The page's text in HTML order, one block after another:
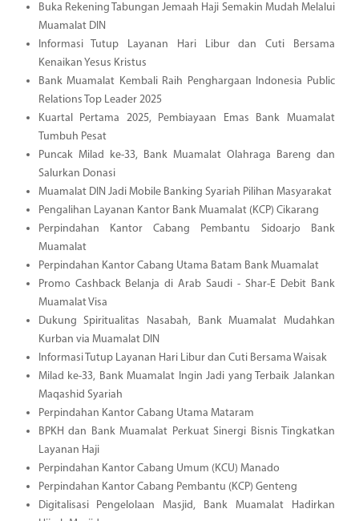
Buka Rekening Tabungan Jemaah Haji Semakin Mudah Melalui
Muamalat DIN
Informasi Tutup Layanan Hari Libur dan Cuti Bersama
Kenaikan Yesus Kristus
Bank Muamalat Kembali Raih Penghargaan Indonesia Public
Relations Top Leader 2025
Kuartal Pertama 2025, Pembiayaan Emas Bank Muamalat
Tumbuh Pesat
Puncak Milad ke-33, Bank Muamalat Olahraga Bareng dan
Salurkan Donasi
Muamalat DIN Jadi Mobile Banking Syariah Pilihan Masyarakat
Pengalihan Layanan Kantor Bank Muamalat (KCP) Cikarang
Perpindahan Kantor Cabang Pembantu Sidoarjo Bank
Muamalat
Perpindahan Kantor Cabang Utama Batam Bank Muamalat
Promo Cashback Belanja di Arab Saudi - Shar-E Debit Bank
Muamalat Visa
Dukung Spiritualitas Nasabah, Bank Muamalat Mudahkan
Kurban via Muamalat DIN
Informasi Tutup Layanan Hari Libur dan Cuti Bersama Waisak
Milad ke-33, Bank Muamalat Ingin Jadi yang Terbaik Jalankan
Maqashid Syariah
Perpindahan Kantor Cabang Utama Mataram
BPKH dan Bank Muamalat Perkuat Sinergi Bisnis Tingkatkan
Layanan Haji
Perpindahan Kantor Cabang Umum (KCU) Manado
Perpindahan Kantor Cabang Pembantu (KCP) Genteng
Digitalisasi Pengelolaan Masjid, Bank Muamalat Hadirkan